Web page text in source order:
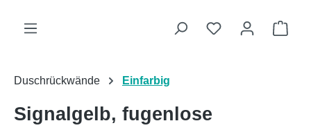
Du hast 0
Duschrückwände Einfarbig
Signalgelb, fugenlose